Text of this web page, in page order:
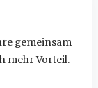
gemeinsam
mehr Vorteil.